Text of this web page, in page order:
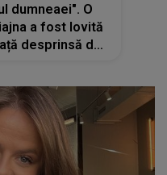
dumneaei". O
a fost lovită
desprinsă de